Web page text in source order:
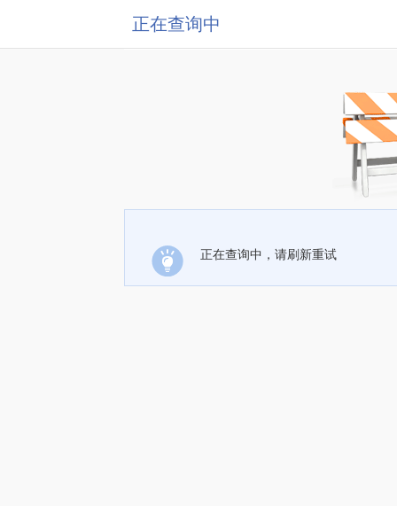
正在查询中
正在查询中，请刷新重试